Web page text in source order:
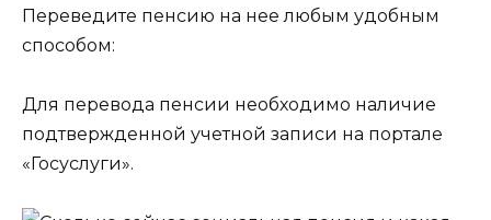
Переведите пенсию на нее любым удобным
способом:
Для перевода пенсии необходимо наличие
подтвержденной учетной записи на портале
«Госуслуги».